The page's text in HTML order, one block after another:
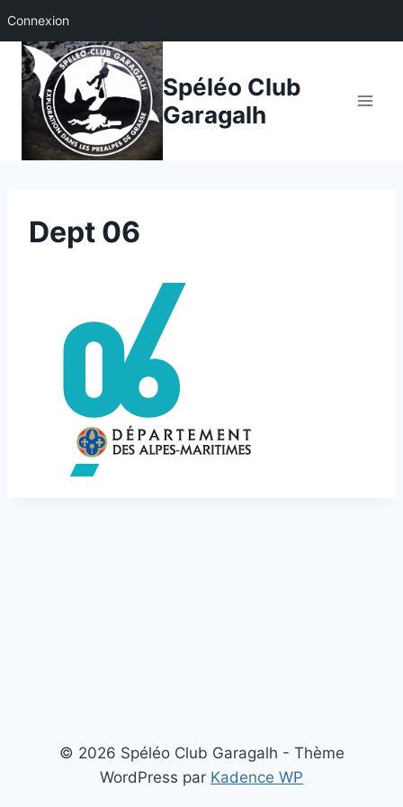
Connexion
Aller
contenu
Spéléo Club
Garagalh
Dept 06
© 2026 Spéléo Club Garagalh - Thème
WordPress par Kadence WP